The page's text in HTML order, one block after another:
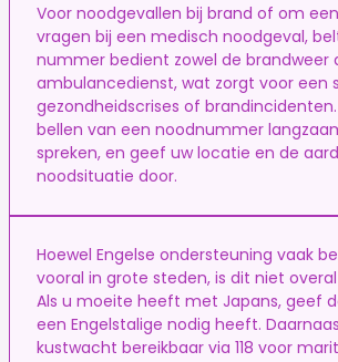
Voor noodgevallen bij brand of om
vragen bij een medisch noodgeval, belt
nummer bedient zowel de brandweer
ambulancedienst, wat zorgt voor een
gezondheidscrises of
bellen van een noodnummer
spreken, en geef uw locatie en de
noodsituatie door.
Hoewel Engelse ondersteuning vaak
vooral in grote steden, is dit niet
Als u moeite heeft met Japans, geef
een Engelstalige nodig heeft.
kustwacht bereikbaar via 118 voor